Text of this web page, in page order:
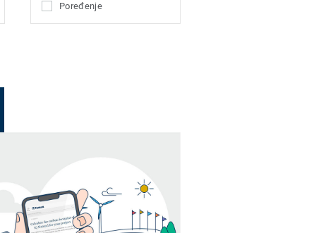
Poređenje